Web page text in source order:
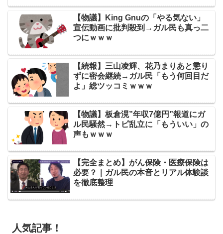
【物議】King Gnuの「やる気ない」
宣伝動画に批判殺到→ガル民も真っ二
つにｗｗｗ
【続報】三山凌輝、花乃まりあと懲り
ずに密会継続→ガル民「もう何回目だ
よ」総ツッコミｗｗｗ
【物議】板倉滉”年収7億円”報道にガ
ル民騒然→トピ乱立に「もういい」の
声もｗｗｗ
【完全まとめ】がん保険・医療保険は
必要？｜ガル民の本音とリアル体験談
を徹底整理
人気記事！